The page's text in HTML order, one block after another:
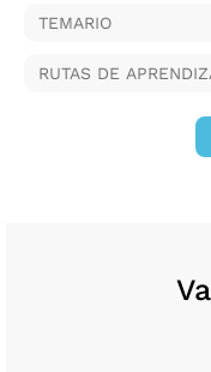
TEMARIO
RUTAS DE